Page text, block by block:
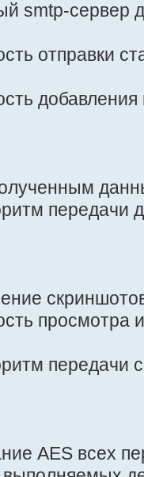
smtp-сервер
отправки
добавления
передачи
просмотра
передачи
AES всех